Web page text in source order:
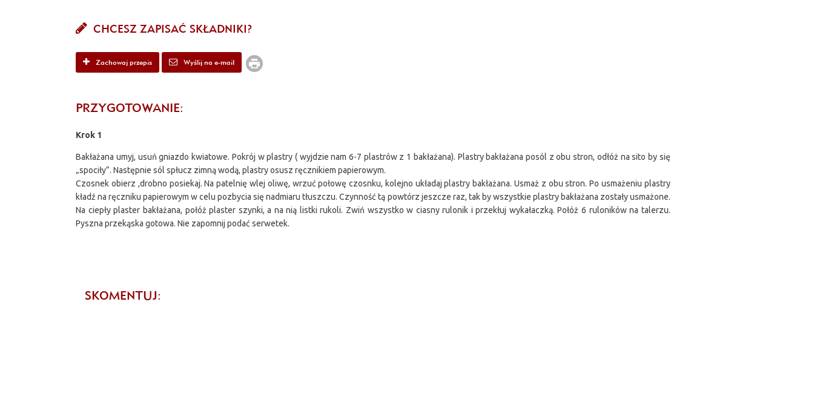
CHCESZ ZAPISAĆ SKŁADNIKI?
Zachowaj przepis Wyślij na e-mail
PRZYGOTOWANIE:
Krok 1
Bakłażana umyj, usuń gniazdo kwiatowe. Pokrój w plastry ( wyjdzie nam 6-7 plastrów z 1 bakłażana). Plastry bakłażana posól z obu stron, odłóż na sito by się
„spociły”. Następnie sól spłucz zimną wodą, plastry osusz ręcznikiem papierowym.
Czosnek obierz ,drobno posiekaj. Na patelnię wlej oliwę, wrzuć połowę czosnku, kolejno układaj plastry bakłażana. Usmaż z obu stron. Po usmażeniu plastry
kładź na ręczniku papierowym w celu pozbycia się nadmiaru tłuszczu. Czynność tą powtórz jeszcze raz, tak by wszystkie plastry bakłażana zostały usmażone.
Na ciepły plaster bakłażana, połóż plaster szynki, a na nią listki rukoli. Zwiń wszystko w ciasny rulonik i przekłuj wykałaczką. Połóż 6 ruloników na talerzu.
Pyszna przekąska gotowa. Nie zapomnij podać serwetek.
SKOMENTUJ: